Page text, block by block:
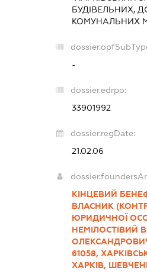
БУДІВЕЛЬНИХ,
КОМУНАЛЬНИХ
-
dossier.edrpo:
33901992
dossier.regDate:
21.02.06
КІНЦЕВИЙ
ВЛАСНИК
ЮРИДИЧНОЇ
НЕМІЛОСТІВИЙ
61058,
ХАРКІВ,